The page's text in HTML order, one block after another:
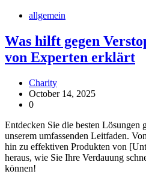
allgemein
Was hilft gegen
von Experten erklärt
Charity
October 14, 2025
0
Entdecken Sie die besten Lösungen
unserem umfassenden Leitfaden.
hin zu effektiven Produkten von
heraus, wie Sie Ihre Verdauung
können!